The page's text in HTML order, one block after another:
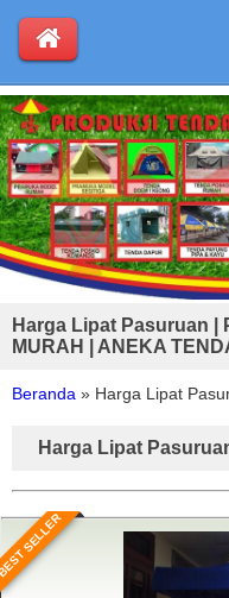
Harga Lipat Pasuruan |
MURAH | ANEKA
Beranda » Harga Lipat
Harga Lipat
SELLER